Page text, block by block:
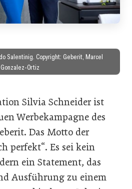
Salentinig. Copyright: Geberit, Marcel
Gonzalez-Ortiz
Silvia Schneider ist
Werbekampagne des
Das Motto der
perfekt“. Es sei kein
ein Statement, das
Ausführung zu einem